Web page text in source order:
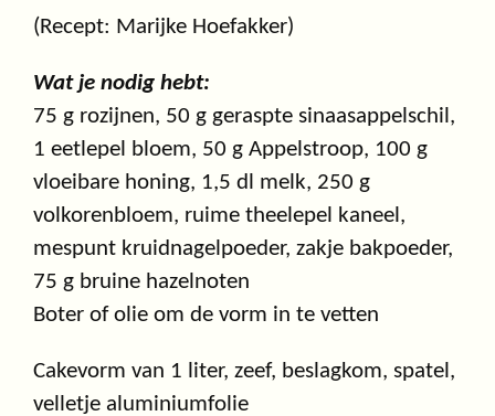
(Recept: Marijke Hoefakker)
Wat je nodig hebt:
75 g rozijnen, 50 g geraspte sinaasappelschil,
1 eetlepel bloem, 50 g Appelstroop, 100 g
vloeibare honing, 1,5 dl melk, 250 g
volkorenbloem, ruime theelepel kaneel,
mespunt kruidnagelpoeder, zakje bakpoeder,
75 g bruine hazelnoten
Boter of olie om de vorm in te vetten
Cakevorm van 1 liter, zeef, beslagkom, spatel,
velletje aluminiumfolie